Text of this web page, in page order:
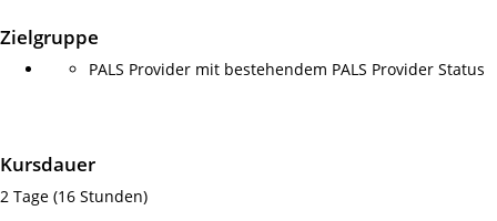
Zielgruppe
PALS Provider mit bestehendem PALS Provider Status
Kursdauer
2 Tage (16 Stunden)